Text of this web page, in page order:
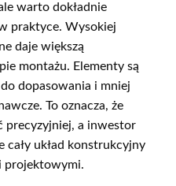
warto dokładnie
praktyce. Wysokiej
daje większą
montażu. Elementy są
dopasowania i mniej
To oznacza, że
precyzyjniej, a inwestor
cały układ konstrukcyjny
projektowymi.